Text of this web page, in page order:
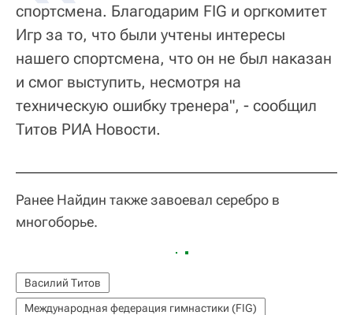
спортсмена. Благодарим FIG и оргкомитет
Игр за то, что были учтены интересы
нашего спортсмена, что он не был наказан
и смог выступить, несмотря на
техническую ошибку тренера", - сообщил
Титов РИА Новости.
Ранее Найдин также завоевал серебро в
многоборье.
Василий Титов
Международная федерация гимнастики (FIG)